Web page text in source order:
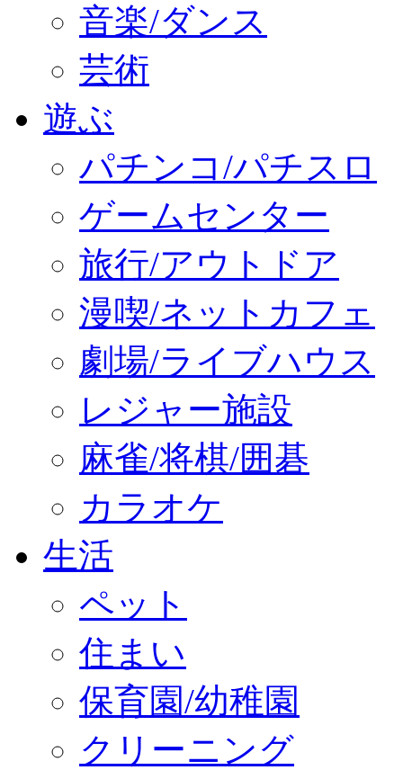
音楽/ダンス
芸術
遊ぶ
パチンコ/パチスロ
ゲームセンター
旅行/アウトドア
漫喫/ネットカフェ
劇場/ライブハウス
レジャー施設
麻雀/将棋/囲碁
カラオケ
生活
ペット
住まい
保育園/幼稚園
クリーニング